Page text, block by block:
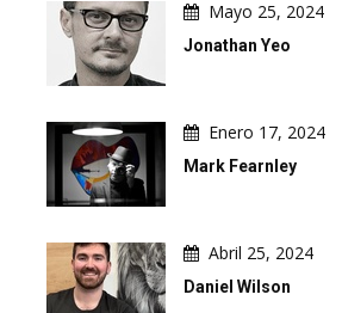
Mayo 25, 2024
Jonathan Yeo
Enero 17, 2024
Mark Fearnley
Abril 25, 2024
Daniel Wilson